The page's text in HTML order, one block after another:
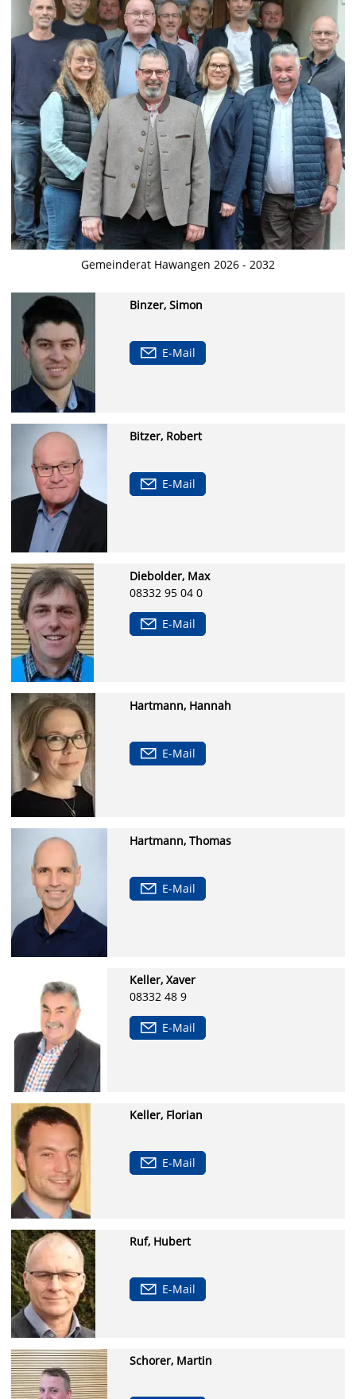
Gemeinderat Hawangen 2026 - 2032
Binzer, Simon
E-Mail
Bitzer, Robert
E-Mail
Diebolder, Max
08332 95 04 0
E-Mail
Hartmann, Hannah
E-Mail
Hartmann, Thomas
E-Mail
Keller, Xaver
08332 48 9
E-Mail
Keller, Florian
E-Mail
Ruf, Hubert
E-Mail
Schorer, Martin